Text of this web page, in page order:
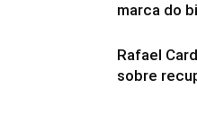
marca do
Rafael
sobre